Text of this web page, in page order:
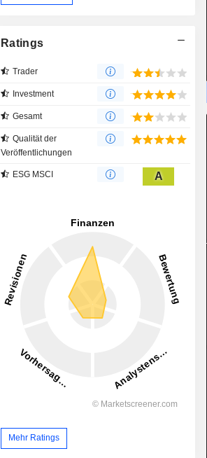
Ratings
Trader
Investment
Gesamt
Qualität der
Veröffentlichungen
ESG MSCI A
Mehr Ratings